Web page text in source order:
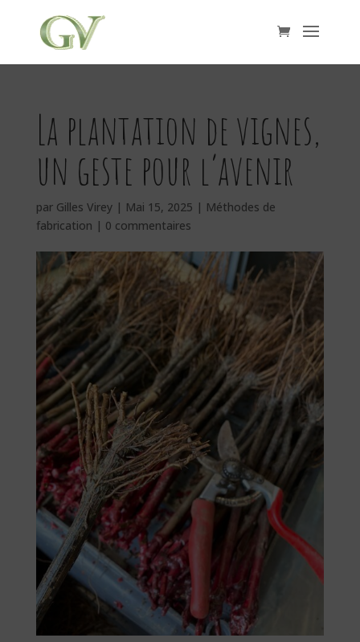
La plantation de vignes,
un geste pour l’avenir
par Gilles Virey| Mai 15, 2025 | Méthodes de
fabrication | 0 commentaires